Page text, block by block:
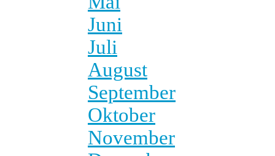
Juni
Juli
August
September
Oktober
November